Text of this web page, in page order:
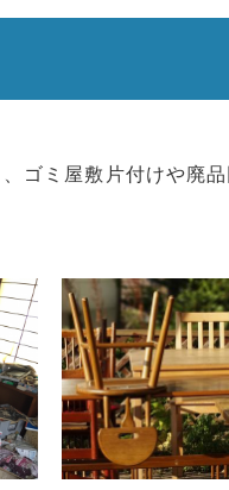
ゴミ屋敷片付けや廃